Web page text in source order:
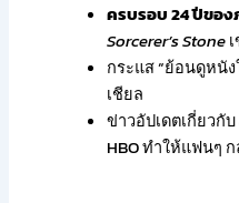
ครบรอบ 24 ปีขอ
Sorcerer’s Stone
กระแส “ย้อนดูหนั
เชียล
ข่าวอัปเดตเกี่ยวกับ
HBO ทำให้แฟนๆ